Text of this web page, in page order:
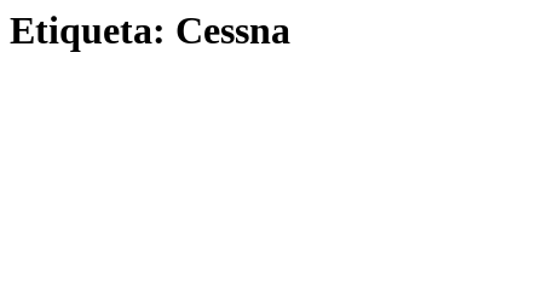
Etiqueta: Cessna